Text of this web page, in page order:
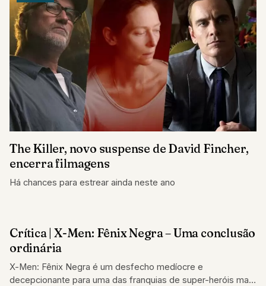
The Killer, novo suspense de David Fincher,
encerra filmagens
Há chances para estrear ainda neste ano
CATÁLOGO
Crítica | X-Men: Fênix Negra – Uma conclusão
ordinária
X-Men: Fênix Negra é um desfecho medíocre e
decepcionante para uma das franquias de super-heróis mais